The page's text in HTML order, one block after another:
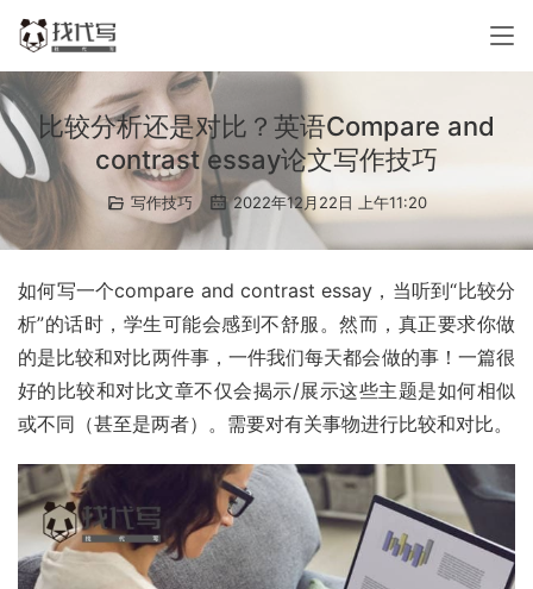
比较分析还是对比？英语Compare and
contrast essay论文写作技巧
写作技巧 2022年12月22日 上午11:20
如何写一个compare and contrast essay，当听到“比较分
析”的话时，学生可能会感到不舒服。然而，真正要求你做
的是比较和对比两件事，一件我们每天都会做的事！一篇很
好的比较和对比文章不仅会揭示/展示这些主题是如何相似
或不同（甚至是两者）。需要对有关事物进行比较和对比。